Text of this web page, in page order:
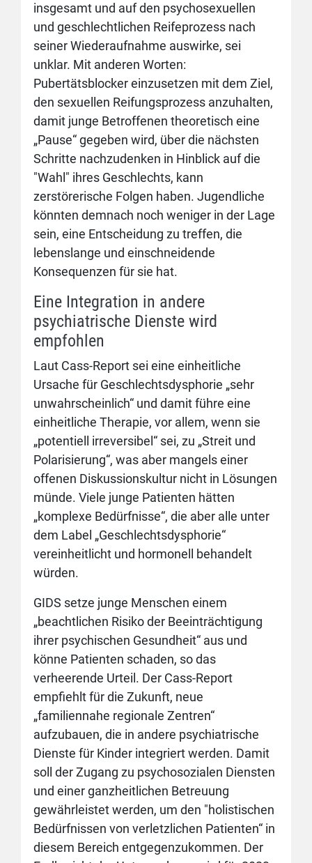
insgesamt und auf den psychosexuellen
und geschlechtlichen Reifeprozess nach
seiner Wiederaufnahme auswirke, sei
unklar. Mit anderen Worten:
Pubertätsblocker einzusetzen mit dem Ziel,
den sexuellen Reifungsprozess anzuhalten,
damit junge Betroffenen theoretisch eine
„Pause“ gegeben wird, über die nächsten
Schritte nachzudenken in Hinblick auf die
"Wahl" ihres Geschlechts, kann
zerstörerische Folgen haben. Jugendliche
könnten demnach noch weniger in der Lage
sein, eine Entscheidung zu treffen, die
lebenslange und einschneidende
Konsequenzen für sie hat.
Eine Integration in andere
psychiatrische Dienste wird
empfohlen
Laut Cass-Report sei eine einheitliche
Ursache für Geschlechtsdysphorie „sehr
unwahrscheinlich“ und damit führe eine
einheitliche Therapie, vor allem, wenn sie
„potentiell irreversibel“ sei, zu „Streit und
Polarisierung“, was aber mangels einer
offenen Diskussionskultur nicht in Lösungen
münde. Viele junge Pa­ti­en­ten hätten
„komplexe Bedürfnisse“, die aber alle unter
dem Label „Geschlechtsdysphorie“
vereinheitlicht und hormonell behandelt
würden.
GIDS setze junge Menschen einem
„beachtlichen Risiko der Beeinträchtigung
ihrer psychischen Gesundheit“ aus und
könne Pa­ti­en­ten schaden, so das
verheerende Urteil. Der Cass-Report
empfiehlt für die Zukunft, neue
„familiennahe regionale Zentren“
aufzubauen, die in andere psychiatrische
Dienste für Kinder integriert werden. Damit
soll der Zugang zu psychosozialen Diensten
und einer ganzheitlichen Betreuung
gewährleistet werden, um den "holistischen
Bedürfnissen von verletzlichen Patienten“ in
diesem Bereich entgegenzukommen. Der